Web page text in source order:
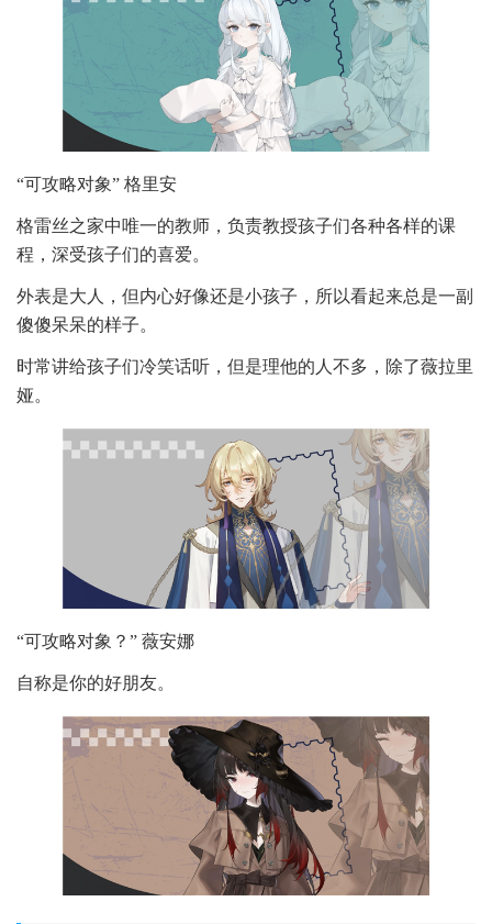
“可攻略对象” 格里安
格雷丝之家中唯一的教师，负责教授孩子们各种各样的课
程，深受孩子们的喜爱。
外表是大人，但内心好像还是小孩子，所以看起来总是一副
傻傻呆呆的样子。
时常讲给孩子们冷笑话听，但是理他的人不多，除了薇拉里
娅。
“可攻略对象？” 薇安娜
自称是你的好朋友。